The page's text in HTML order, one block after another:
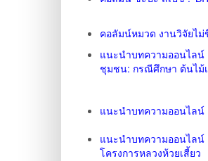
คอลัมน์หมวด งานวิจัยไม่
แนะนำบทความออนไลน์
ชุมชน: กรณีศึกษา ต้นไม้เ
แนะนำบทความออนไลน์
แนะนำบทความออนไลน์
โครงการหลวงห้วยเสี้ยว